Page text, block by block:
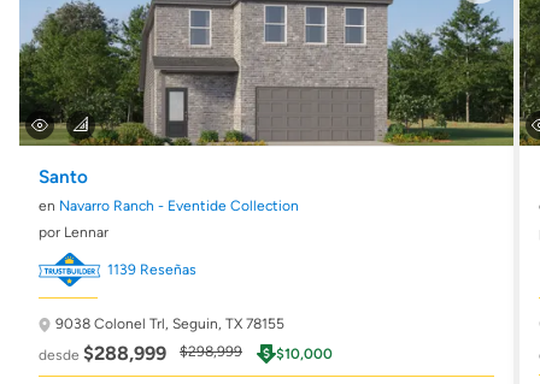
Santo
en Navarro Ranch - Eventide Collection
por Lennar
1139 Reseñas
9038 Colonel Trl, Seguin, TX 78155
desde $288,999 $298,999 $10,000